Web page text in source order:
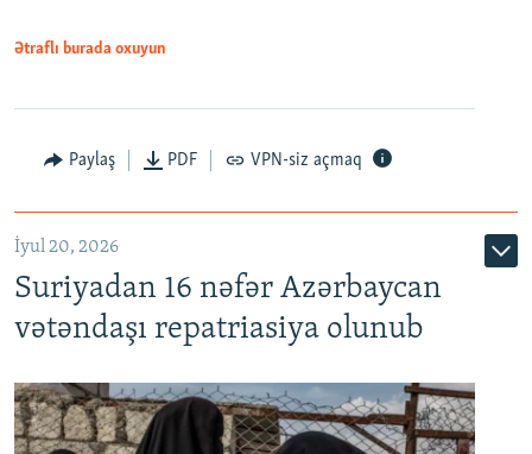
Auto
Ətraflı burada oxuyun
Paylaş PDF VPN-siz açmaq
İyul 20, 2026
Suriyadan 16 nəfər Azərbaycan
vətəndaşı repatriasiya olunub